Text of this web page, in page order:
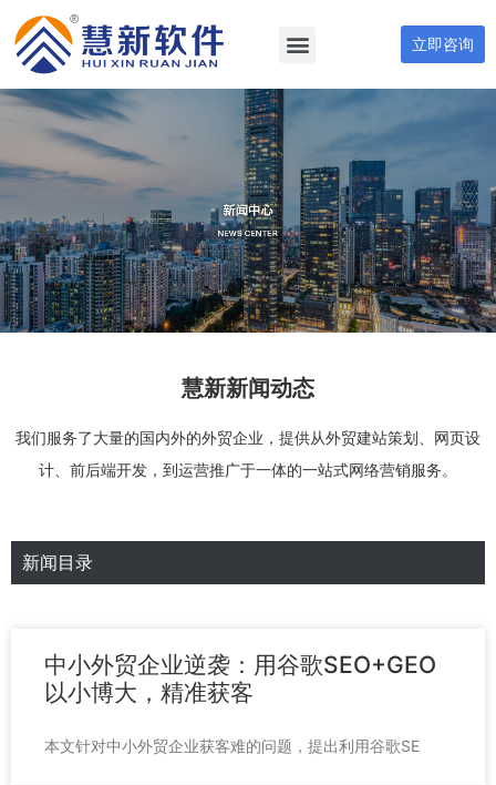
立即咨询
慧新新闻动态
我们服务了大量的国内外的外贸企业，提供从外贸建站策划、网页设
计、前后端开发，到运营推广于一体的一站式网络营销服务。
新闻目录
中小外贸企业逆袭：用谷歌SEO+GEO
以小博大，精准获客
本文针对中小外贸企业获客难的问题，提出利用谷歌SE